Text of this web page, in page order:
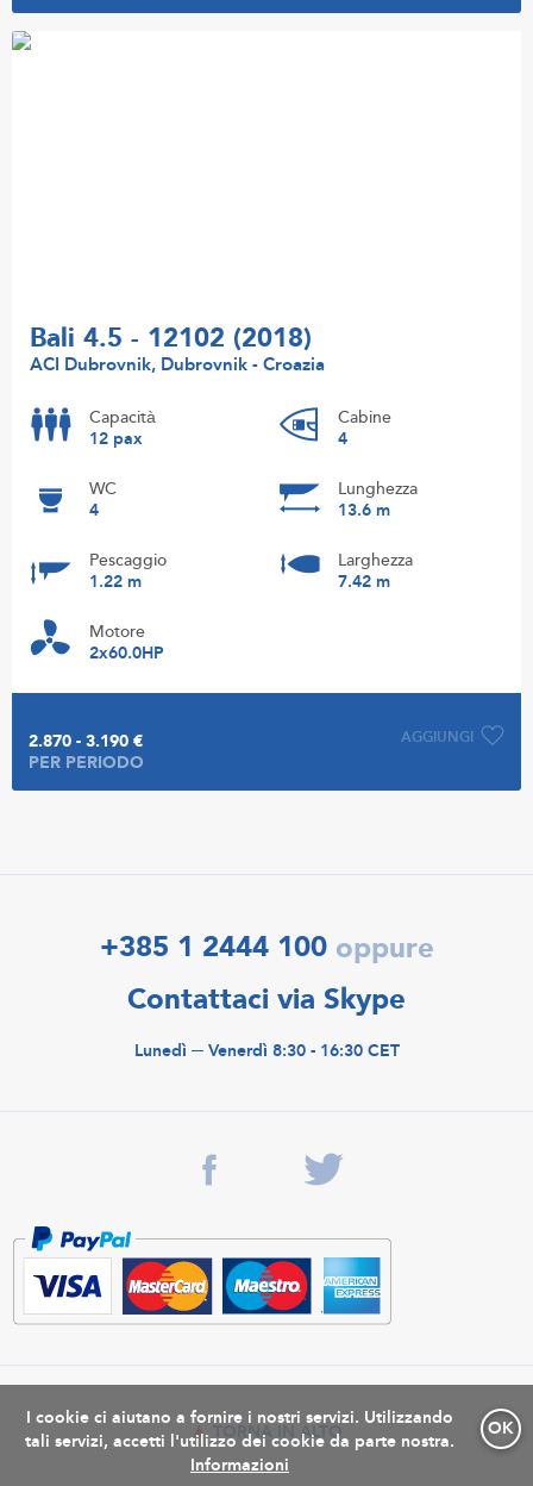
I cookie ci aiutano a fornire i nostri servizi. Utilizzando
tali servizi, accetti l'utilizzo dei cookie da parte nostra.
OK
Informazioni
Bali 4.5 - 12102 (2018)
ACI Dubrovnik, Dubrovnik - Croazia
Capacità
12 pax
Cabine
4
WC
4
Lunghezza
13.6 m
Pescaggio
1.22 m
Larghezza
7.42 m
Motore
2x60.0HP
AGGIUNGI
2.870 - 3.190 €
PER PERIODO
+385 1 2444 100 oppure
Contattaci via Skype
Lunedì ─ Venerdì 8:30 - 16:30 CET
TORNA IN ALTO